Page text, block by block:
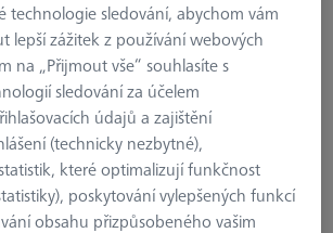
technologie sledování, abychom vám
lepší zážitek z používání webových
na „Přijmout vše“ souhlasíte s
sledování za účelem
údajů a zajištění
(technicky nezbytné),
které optimalizují funkčnost
poskytování vylepšených funkcí
obsahu přizpůsobeného vašim